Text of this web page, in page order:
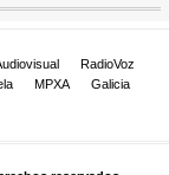
RadioVoz
MPXA
Galicia